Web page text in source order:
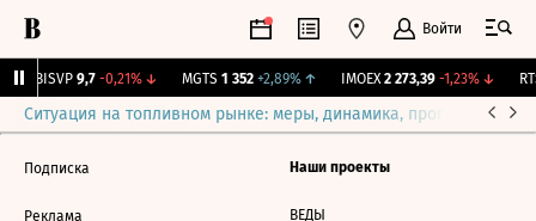
Войти
BISVP 9,7 -0,21%↓ MGTS 1 352 +2,89%↑ IMOEX 2 273,39 -1,23%↓
Ситуация на топливном рынке: меры, динамика, прогнозы
Подписка
Реклама
Наши проекты
ВЕДЫ